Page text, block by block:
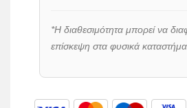
*Η διαθεσιμότητα μπορεί να
επίσκεψη στα φυσικά